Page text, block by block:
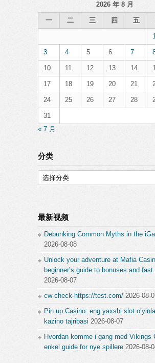
2026 年 8 月
一 二 三 四 五
3 4 5 6 7
10 11 12 13 14
17 18 19 20 21
24 25 26 27 28
31
« 7 月
分类
分
类
最新视频
Debunking Common Myths in the
2026-08-08
Unlock your adventure at Mafia
beginner’s guide to bonuses and
2026-08-07
cw-check-https://test.com/ 2026-08-
Pin up Casino: eng yaxshi slot
kazino tajribasi 2026-08-07
Hvordan komme i gang med Vikings
enkel guide for nye spillere 2026-08-